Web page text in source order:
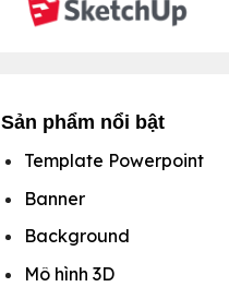
Sản phẩm nổi bật
Template Powerpoint
Banner
Background
Mô hình 3D